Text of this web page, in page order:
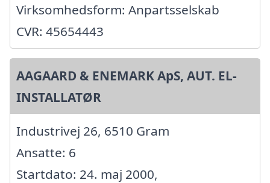
Virksomhedsform: Anpartsselskab
CVR: 45654443
AAGAARD & ENEMARK ApS, AUT. EL-
INSTALLATØR
Industrivej 26, 6510 Gram
Ansatte: 6
Startdato: 24. maj 2000,